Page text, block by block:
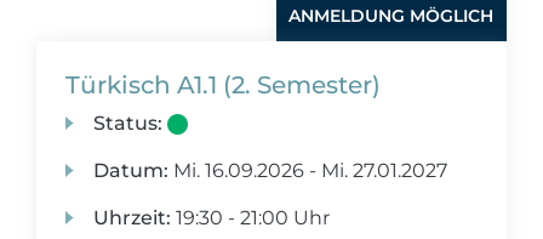
ANMELDUNG MÖGLICH
Türkisch A1.1 (2. Semester)
Status:
Datum: Mi. 16.09.2026 - Mi. 27.01.2027
Uhrzeit: 19:30 - 21:00 Uhr